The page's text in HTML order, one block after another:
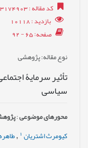
کد مقاله: 139511191223174903
بازدید: 10118
صفحه: 65 - 92
نوع مقاله: پژوهشی
تأثیر سرمایۀ
سیاسی
محورهای موضوعی:
کیومرث اشتریان ,